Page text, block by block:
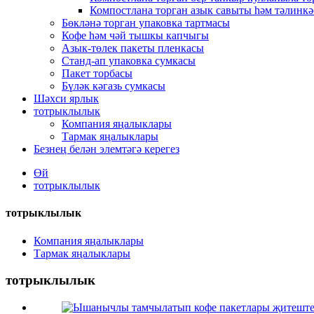
Компостлана торган азык савыты һәм
Бөкләнә торган упаковка тартмасы
Кофе һәм чәй тышкы капчыгы
Азык-төлек пакеты пленкасы
Станд-ап упаковка сумкасы
Пакет торбасы
Бүләк кәгазь сумкасы
Шәхси ярлык
тотрыклылык
Компания яңалыклары
Тармак яңалыклары
Безнең белән элемтәгә керегез
Өй
тотрыклылык
тотрыклылык
Компания яңалыклары
Тармак яңалыклары
тотрыклылык